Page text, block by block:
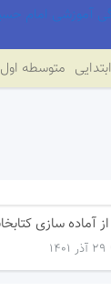
ابتدایی متوسطه اول
۲۹ آذر ۱۴۰۱